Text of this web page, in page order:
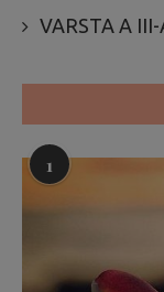
VARSTA A III-
1